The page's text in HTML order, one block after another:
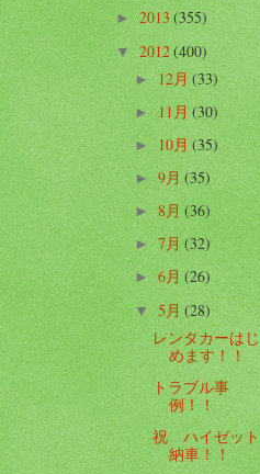
►2013(355)
▼2012(400)
►12月(33)
►11月(30)
►10月(35)
►9月(35)
►8月(36)
►7月(32)
►6月(26)
▼5月(28)
レンタカーはじ
めます！！
トラブル事
例！！
祝 ハイゼット
納車！！